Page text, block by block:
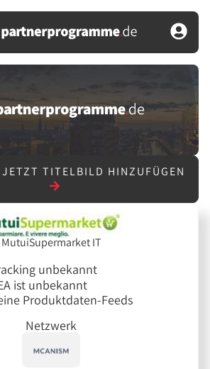
JETZT TITELBILD HINZUFÜGEN
MutuiSupermarket IT
unbekannt
ist unbekannt
Produktdaten-Feeds
Netzwerk